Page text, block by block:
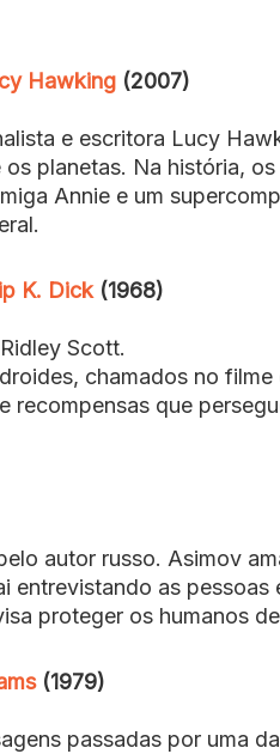
Hawking (2007)
e escritora Lucy
planetas. Na história,
Annie e um
K. Dick(1968)
Scott.
chamados no filme
que
autor russo. Asimov
entrevistando as pessoas
proteger os humanos
(1979)
passadas por uma